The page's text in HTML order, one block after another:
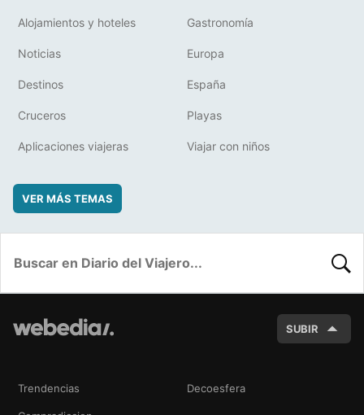
Alojamientos y hoteles Gastronomía
Noticias Europa
Destinos España
Cruceros Playas
Aplicaciones viajeras Viajar con niños
VER MÁS TEMAS
SUBIR
Trendencias Decoesfera